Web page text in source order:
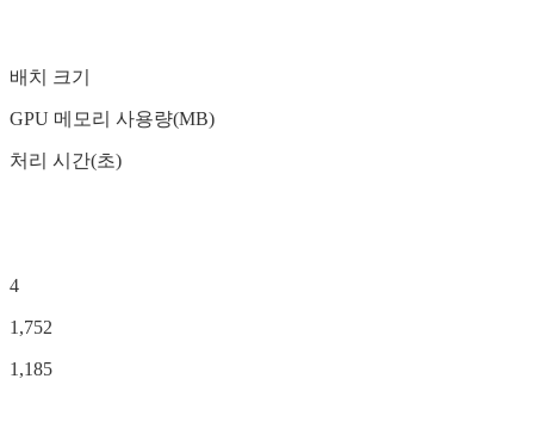
배치 크기
GPU 메모리 사용량(MB)
처리 시간(초)
4
1,752
1,185